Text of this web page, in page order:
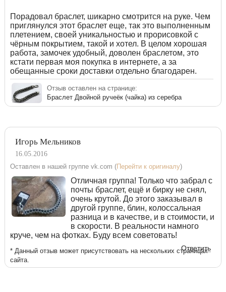
Порадовал браслет, шикарно смотрится на руке. Чем
приглянулся этот браслет еще, так это выполненным
плетением, своей уникальностью и прорисовкой с
чёрным покрытием, такой и хотел. В целом хорошая
работа, замочек удобный, доволен браслетом, это
кстати первая моя покупка в интернете, а за
обещанные сроки доставки отдельно благодарен.
Отзыв оставлен на странице:
Браслет Двойной ручеёк (чайка) из серебра
Игорь Мельников
16.05.2016
Оставлен в нашей группе vk.com (Перейти к оригиналу)
Отличная группа! Только что забрал с
почты браслет, ещё и бирку не снял,
очень крутой. До этого заказывал в
другой группе, блин, колоссальная
разница и в качестве, и в стоимости, и
в скорости. В реальности намного
круче, чем на фотках. Буду всем советовать!
Ответить
* Данный отзыв может присутствовать на нескольких страницах
сайта.